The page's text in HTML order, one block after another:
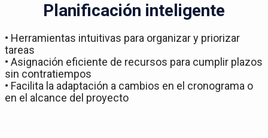
Planificación inteligente
• Herramientas intuitivas para organizar y priorizar
tareas
• Asignación eficiente de recursos para cumplir plazos
sin contratiempos
• Facilita la adaptación a cambios en el cronograma o
en el alcance del proyecto